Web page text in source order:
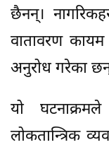
छैनन्।
वातावरण कायम
अनुरोध गरेका
यो
लोकतान्त्रिक